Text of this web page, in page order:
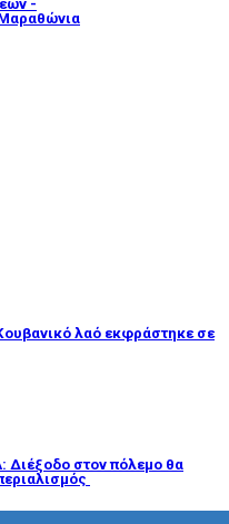
-
λαό εκφράστηκε σε
Διέξοδο στον πόλεμο θα